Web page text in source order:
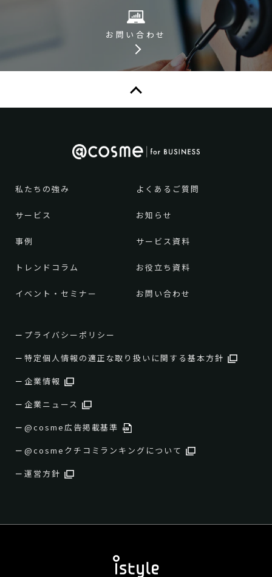
お問い合わせ
私たちの強み
サービス
事例
トレンドコラム
イベント・セミナー
よくあるご質問
お知らせ
サービス資料
お役立ち資料
お問い合わせ
プライバシーポリシー
特定個人情報の適正な取り扱いに関する基本方針
企業情報
企業ニュース
@cosme広告掲載基準
@cosmeクチコミランキングについて
運営方針